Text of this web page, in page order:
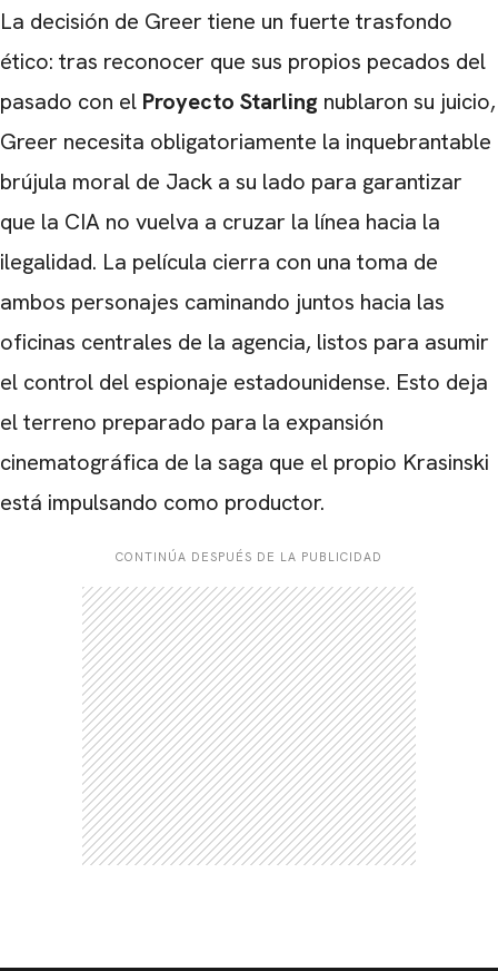
La decisión de Greer tiene un fuerte trasfondo
ético: tras reconocer que sus propios pecados del
pasado con el Proyecto Starling nublaron su juicio,
Greer necesita obligatoriamente la inquebrantable
brújula moral de Jack a su lado para garantizar
que la CIA no vuelva a cruzar la línea hacia la
ilegalidad. La película cierra con una toma de
ambos personajes caminando juntos hacia las
oficinas centrales de la agencia, listos para asumir
el control del espionaje estadounidense. Esto deja
el terreno preparado para la expansión
cinematográfica de la saga que el propio Krasinski
está impulsando como productor.
CONTINÚA DESPUÉS DE LA PUBLICIDAD